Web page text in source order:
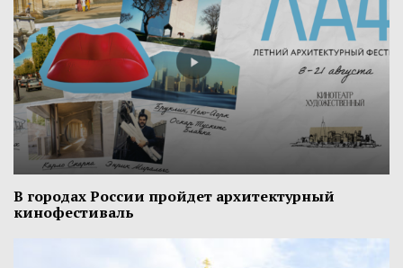
В городах России пройдет архитектурный
кинофестиваль